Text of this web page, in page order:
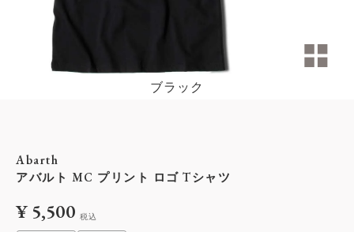
ブラック
Abarth
アバルト MC プリント ロゴ Tシャツ
¥ 5,500 税込